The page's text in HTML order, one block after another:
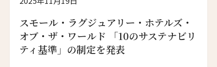
スモール・ラグジュアリー・ホテルズ・
オブ・ザ・ワールド 「10のサステナビリ
ティ基準」の制定を発表